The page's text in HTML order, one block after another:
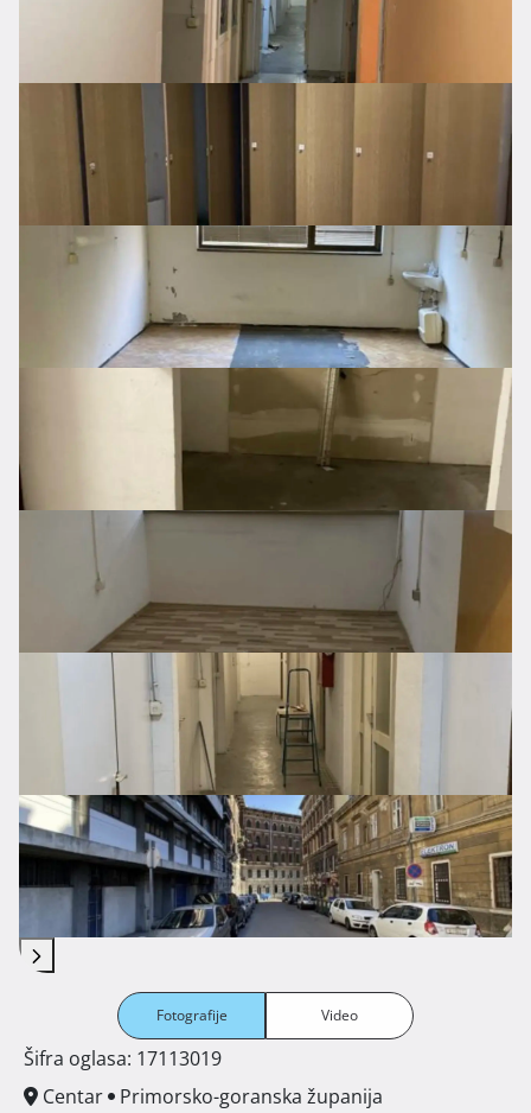
Fotografije Video
Šifra oglasa: 17113019
Centar
Primorsko-goranska županija